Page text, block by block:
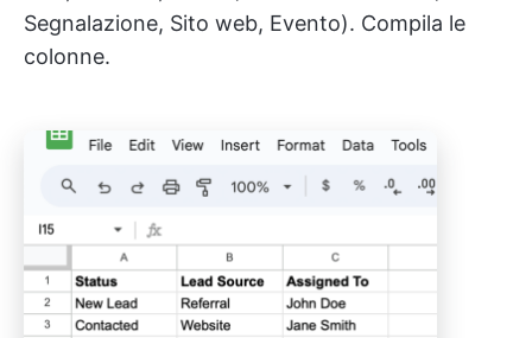
Segnalazione, Sito web, Evento). Compila le
colonne.